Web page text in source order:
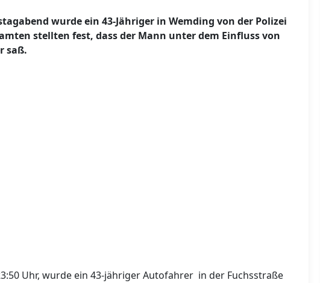
wurde ein 43-Jähriger in Wemding von der Polizei
stellten fest, dass der Mann unter dem Einfluss von
saß.
Uhr, wurde ein 43-jähriger Autofahrer in der Fuchsstraße